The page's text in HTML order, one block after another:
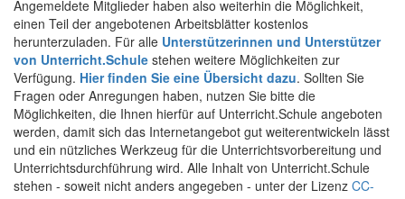
Angemeldete Mitglieder haben also weiterhin die Möglichkeit,
einen Teil der angebotenen Arbeitsblätter kostenlos
herunterzuladen. Für alle Unterstützerinnen und Unterstützer
von Unterricht.Schule stehen weitere Möglichkeiten zur
Verfügung. Hier finden Sie eine Übersicht dazu. Sollten Sie
Fragen oder Anregungen haben, nutzen Sie bitte die
Möglichkeiten, die Ihnen hierfür auf Unterricht.Schule angeboten
werden, damit sich das Internetangebot gut weiterentwickeln lässt
und ein nützliches Werkzeug für die Unterrichtsvorbereitung und
Unterrichtsdurchführung wird. Alle Inhalt von Unterricht.Schule
stehen - soweit nicht anders angegeben - unter der Lizenz CC-